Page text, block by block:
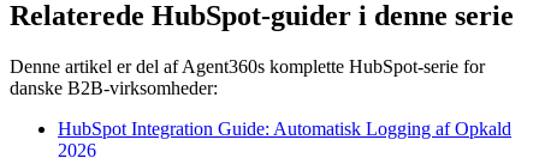
Relaterede HubSpot-guider i denne serie
Denne artikel er del af Agent360s komplette HubSpot-serie for
danske B2B-virksomheder:
HubSpot Integration Guide: Automatisk Logging af Opkald
2026